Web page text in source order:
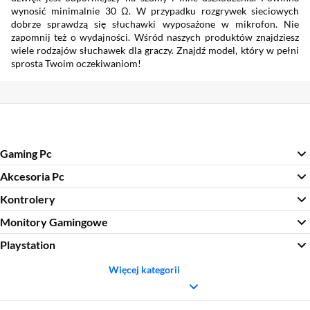
wynosić minimalnie 30 Ω. W przypadku rozgrywek sieciowych
dobrze sprawdzą się słuchawki wyposażone w mikrofon. Nie
zapomnij też o wydajności. Wśród naszych produktów znajdziesz
wiele rodzajów słuchawek dla graczy. Znajdź model, który w pełni
sprosta Twoim oczekiwaniom!
Gaming Pc
Akcesoria Pc
Kontrolery
Monitory Gamingowe
Playstation
Więcej kategorii